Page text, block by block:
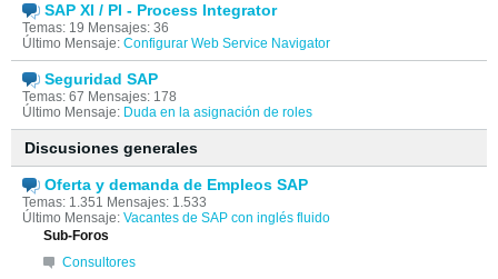
SAP XI / PI - Process Integrator
Temas: 19 Mensajes: 36
Último Mensaje: Configurar Web Service Navigator
Seguridad SAP
Temas: 67 Mensajes: 178
Último Mensaje: Duda en la asignación de roles
Discusiones generales
Oferta y demanda de Empleos SAP
Temas: 1.351 Mensajes: 1.533
Último Mensaje: Vacantes de SAP con inglés fluido
Sub-Foros
Consultores